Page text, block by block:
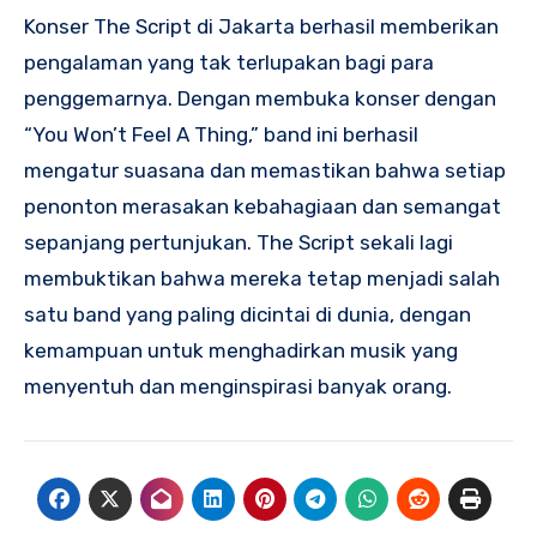
Konser The Script di Jakarta berhasil memberikan
pengalaman yang tak terlupakan bagi para
penggemarnya. Dengan membuka konser dengan
“You Won’t Feel A Thing,” band ini berhasil
mengatur suasana dan memastikan bahwa setiap
penonton merasakan kebahagiaan dan semangat
sepanjang pertunjukan. The Script sekali lagi
membuktikan bahwa mereka tetap menjadi salah
satu band yang paling dicintai di dunia, dengan
kemampuan untuk menghadirkan musik yang
menyentuh dan menginspirasi banyak orang.